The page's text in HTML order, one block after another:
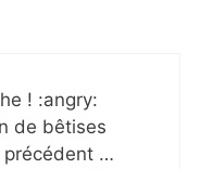
! :angry:
de bêtises
précédent …